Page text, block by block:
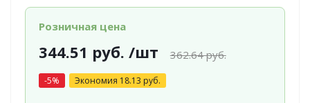
Розничная цена
344.51 руб. /шт 362.64руб.
-5% Экономия 18.13 руб.